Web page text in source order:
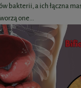
bakterii, a ich łączna
one...